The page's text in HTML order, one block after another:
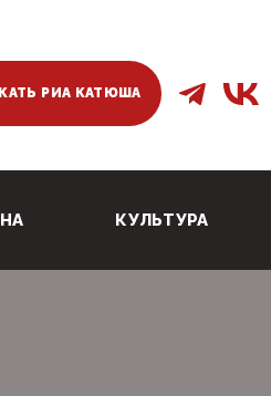
РИА КАТЮША
КУЛЬТУРА